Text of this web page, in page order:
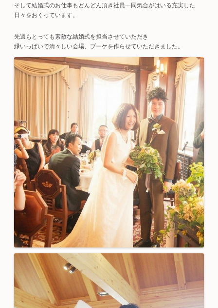
そして結婚式のお仕事もどんどん頂き社員一同気合がはいる充実した
日々をおくっています。
先週もとっても素敵な結婚式を担当させていただき
緑いっぱいで清々しい会場、ブーケを作らせていただきました。